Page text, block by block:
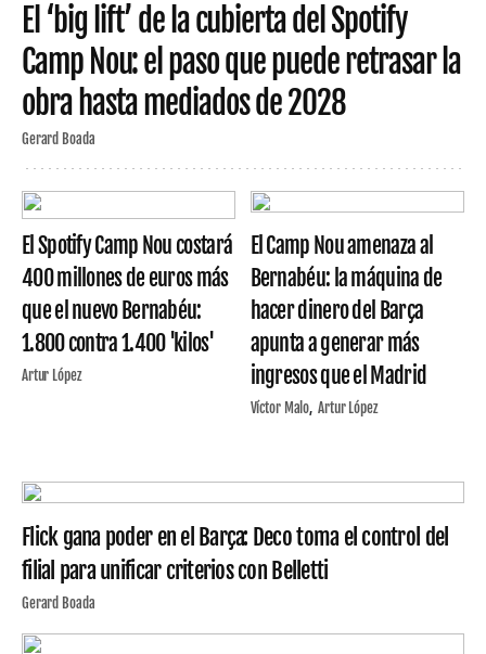
El ‘big lift’ de la cubierta del Spotify
Camp Nou: el paso que puede retrasar la
obra hasta mediados de 2028
Gerard Boada
El Spotify Camp Nou costará
400 millones de euros más
que el nuevo Bernabéu:
1.800 contra 1.400 'kilos'
Artur López
El Camp Nou amenaza al
Bernabéu: la máquina de
hacer dinero del Barça
apunta a generar más
ingresos que el Madrid
Víctor Malo Artur López
Flick gana poder en el Barça: Deco toma el control del
filial para unificar criterios con Belletti
Gerard Boada